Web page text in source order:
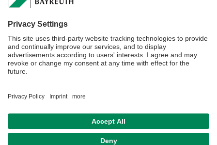
Ehemalige Mitarbeiter
Impressum Hausordnung